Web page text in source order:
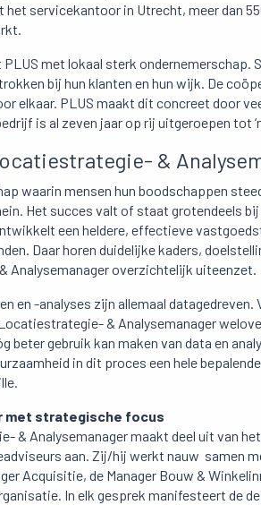
het servicekantoor in Utrecht, meer dan
met lokaal sterk ondernemerschap.
bij hun klanten en hun wijk. De
elkaar. PLUS maakt dit concreet door
is al zeven jaar op rij uitgeroepen tot
&
waarin mensen hun boodschappen
Het succes valt of staat grotendeels
een heldere, effectieve
Daar horen duidelijke kaders,
Analysemanager overzichtelijk uiteenzet.
en -analyses zijn allemaal
& Analysemanager
beter gebruik kan maken van data en
in dit proces een hele
met strategische focus
& Analysemanager maakt deel uit van
aan. Zij/hij werkt nauw samen
Acquisitie, de Manager Bouw &
In elk gesprek manifesteert de